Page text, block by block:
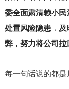
委全面肃清赖小
处置风险隐患，
弊，努力将公司
每一句话说的都是